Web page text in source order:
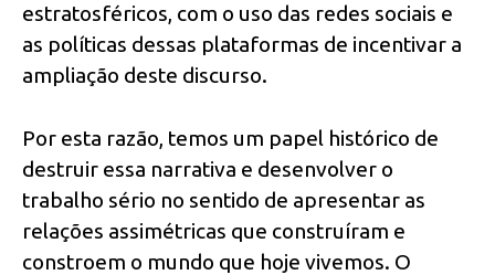
estratosféricos, com o uso das redes sociais e
as políticas dessas plataformas de incentivar a
ampliação deste discurso.
Por esta razão, temos um papel histórico de
destruir essa narrativa e desenvolver o
trabalho sério no sentido de apresentar as
relações assimétricas que construíram e
constroem o mundo que hoje vivemos. O